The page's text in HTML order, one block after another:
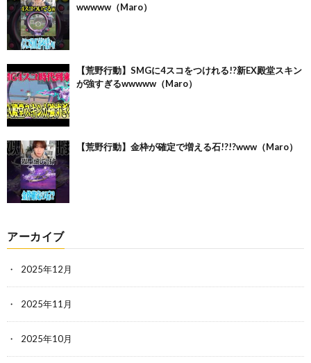
wwwww（Maro）
【荒野行動】SMGに4スコをつけれる!?新EX殿堂スキン
が強すぎるwwwww（Maro）
【荒野行動】金枠が確定で増える石!?!?www（Maro）
アーカイブ
2025年12月
2025年11月
2025年10月